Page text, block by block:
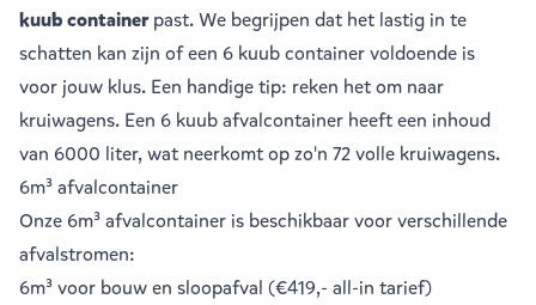
kuub containerpast. We begrijpen dat het lastig in te
schatten kan zijn of een 6 kuub container voldoende is
voor jouw klus. Een handige tip: reken het om naar
kruiwagens. Een 6 kuub afvalcontainer heeft een inhoud
van 6000 liter, wat neerkomt op zo'n 72 volle kruiwagens.
6m³ afvalcontainer
Onze 6m³ afvalcontainer is beschikbaar voor verschillende
afvalstromen:
6m³ voor bouw en sloopafval (€419,- all-in tarief)